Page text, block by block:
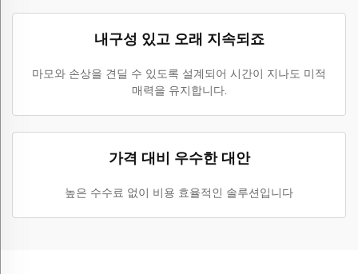
내구성 있고 오래 지속되죠
마모와 손상을 견딜 수 있도록 설계되어 시간이 지나도 미적
매력을 유지합니다.
가격 대비 우수한 대안
높은 수수료 없이 비용 효율적인 솔루션입니다